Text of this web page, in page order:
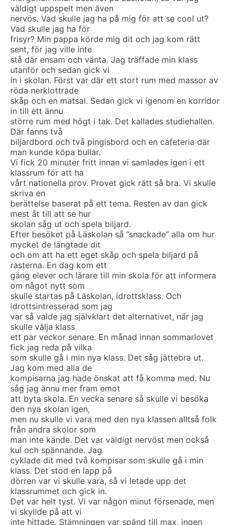
väldigt uppspelt men även
nervös. Vad skulle jag ha på mig för att se cool ut?
Vad skulle jag ha för
frisyr? Min pappa körde mig dit och jag kom rätt
sent, för jag ville inte
stå där ensam och vänta. Jag träffade min klass
utanför och sedan gick vi
in i skolan. Först var där ett stort rum med massor av
röda nerklottrade
skåp och en matsal. Sedan gick vi igenom en korridor
in till ett ännu
större rum med högt i tak. Det kallades studiehallen.
Där fanns två
biljardbord och två pingisbord och en cafeteria där
man kunde köpa bullar.
Vi fick 20 minuter fritt innan vi samlades igen i ett
klassrum för att ha
vårt nationella prov. Provet gick rätt så bra. Vi skulle
skriva en
berättelse baserat på ett tema. Resten av dan gick
mest åt till att se hur
skolan såg ut och spela biljard.
Efter besöket på Läskolan så ”snackade” alla om hur
mycket de längtade dit
och om att ha ett eget skåp och spela biljard på
rasterna. En dag kom ett
gäng elever och lärare till min skola för att informera
om något nytt som
skulle startas på Läskolan, idrottsklass. Och
idrottsintresserad som jag
var så valde jag självklart det alternativet, när jag
skulle välja klass
ett par veckor senare. En månad innan sommarlovet
fick jag reda på vilka
som skulle gå i min nya klass. Det såg jättebra ut.
Jag kom med alla de
kompisarna jag hade önskat att få komma med. Nu
såg jag ännu mer fram emot
att byta skola. En vecka senare så skulle vi besöka
den nya skolan igen,
men nu skulle vi vara med den nya klassen alltså folk
från andra skolor som
man inte kände. Det var väldigt nervöst men också
kul och spännande. Jag
cyklade dit med två kompisar som skulle gå i min
klass. Det stod en lapp på
dörren var vi skulle vara, så vi letade upp det
klassrummet och gick in.
Det var helt tyst. Vi var någon minut försenade, men
vi skyllde på att vi
inte hittade. Stämningen var spänd till max, ingen